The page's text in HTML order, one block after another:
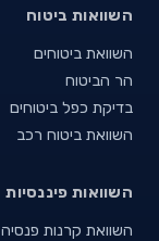
השוואות ביטוח
השוואת ביטוחים
הר הביטוח
בדיקת כפל ביטוחים
השוואת ביטוח רכב
השוואות פיננסיות
השוואת קרנות פנסיה